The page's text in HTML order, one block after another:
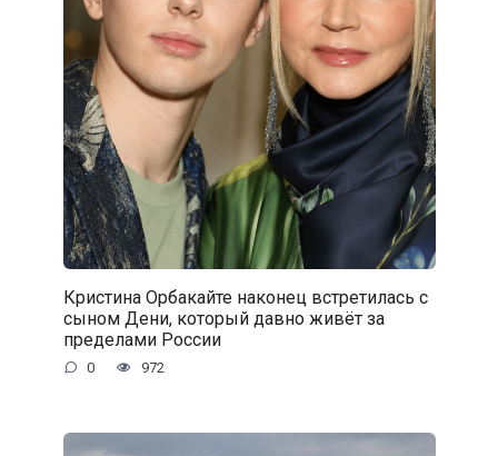
Кристина Орбакайте наконец встретилась с
сыном Дени, который давно живёт за
пределами России
0 972